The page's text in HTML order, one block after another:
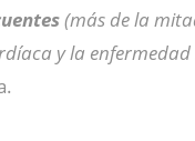
(más de la
y la